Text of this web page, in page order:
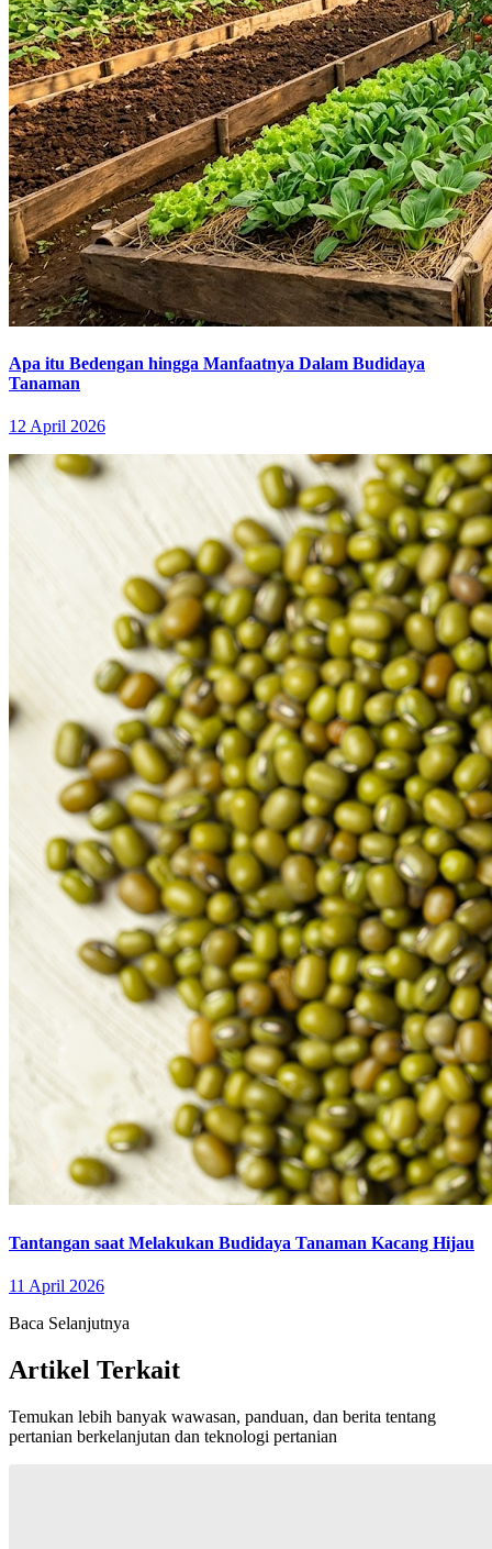
Apa itu Bedengan hingga Manfaatnya Dalam Budidaya
Tanaman
12 April 2026
Tantangan saat Melakukan Budidaya Tanaman Kacang Hijau
11 April 2026
Baca Selanjutnya
Artikel Terkait
Temukan lebih banyak wawasan, panduan, dan berita tentang
pertanian berkelanjutan dan teknologi pertanian